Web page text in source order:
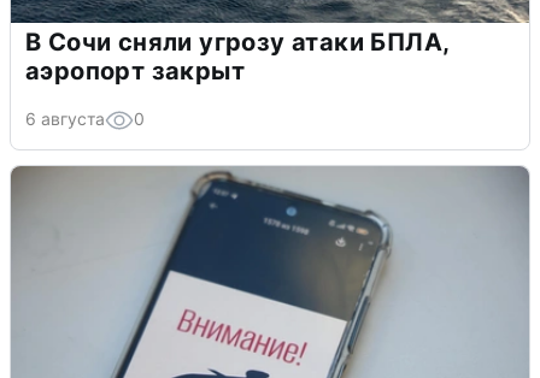
В Сочи сняли угрозу атаки БПЛА,
аэропорт закрыт
6 августа 0